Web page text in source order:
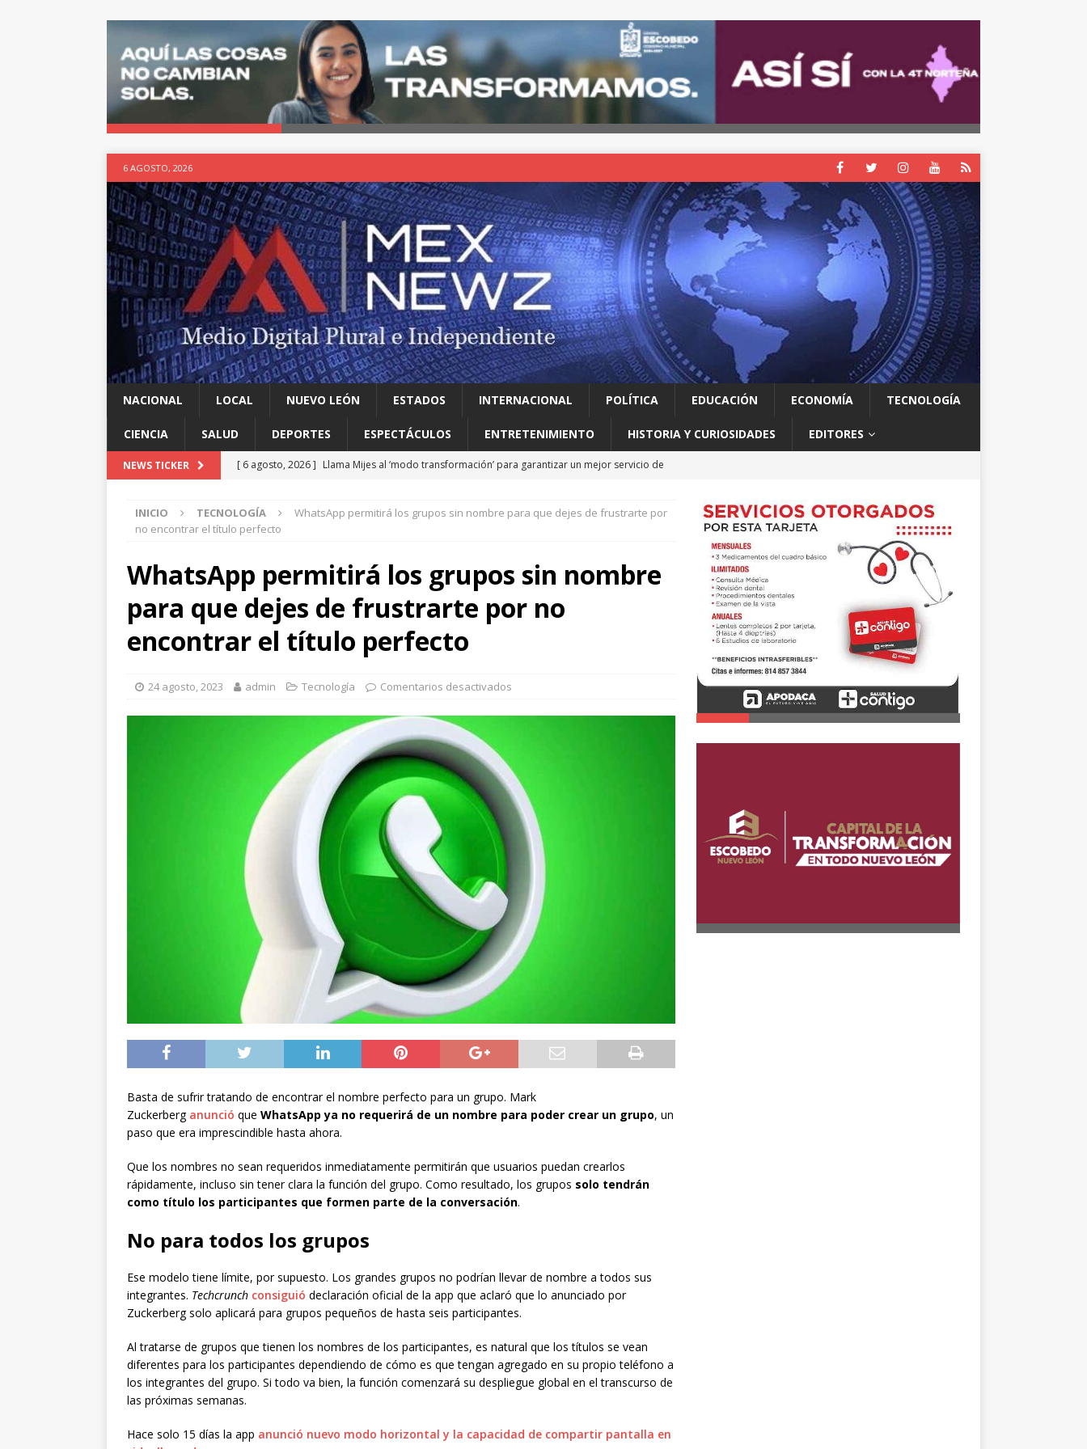
6 AGOSTO, 2026
NACIONAL LOCAL NUEVO LEÓN ESTADOS INTERNACIONAL POLÍTICA EDUCACIÓN ECONOMÍA TECNOLOGÍA
CIENCIA SALUD DEPORTES ESPECTÁCULOS ENTRETENIMIENTO HISTORIA Y CURIOSIDADES EDITORES
NEWS TICKER [ 6 agosto, 2026 ] Llama Mijes al ‘modo transformación’ para garantizar un mejor servicio de
[ 6 agosto, 2026 ] Ya cantó el gallo
HISTORIA Y CURIOSIDADES
energía limpia en Tamaulipas
ESTADOS
[ 6 agosto, 2026 ] A Estado no le importan las personas vulnerables: Waldo
[ 6 agosto, 2026 ]
Escobedo realiza obras que generan progreso
INICIO TECNOLOGÍA
WhatsApp permitirá los grupos sin nombre para que dejes de frustrarte por
no encontrar el título perfecto
WhatsApp permitirá los grupos sin nombre
para que dejes de frustrarte por no
encontrar el título perfecto
24 agosto, 2023 admin Tecnología Comentarios desactivados
Basta de sufrir tratando de encontrar el nombre perfecto para un grupo. Mark
Zuckerberg anunció que WhatsApp ya no requerirá de un nombre para poder crear un grupo, un
paso que era imprescindible hasta ahora.
Que los nombres no sean requeridos inmediatamente permitirán que usuarios puedan crearlos
rápidamente, incluso sin tener clara la función del grupo. Como resultado, los grupos solo tendrán
como título los participantes que formen parte de la conversación.
No para todos los grupos
Ese modelo tiene límite, por supuesto. Los grandes grupos no podrían llevar de nombre a todos sus
integrantes. Techcrunch consiguió declaración oficial de la app que aclaró que lo anunciado por
Zuckerberg solo aplicará para grupos pequeños de hasta seis participantes.
Al tratarse de grupos que tienen los nombres de los participantes, es natural que los títulos se vean
diferentes para los participantes dependiendo de cómo es que tengan agregado en su propio teléfono a
los integrantes del grupo. Si todo va bien, la función comenzará su despliegue global en el transcurso de
las próximas semanas.
Hace solo 15 días la app anunció nuevo modo horizontal y la capacidad de compartir pantalla en